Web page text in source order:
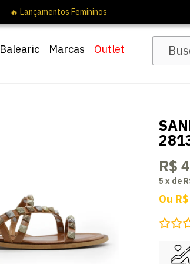
Balearic Marcas Outlet
🔥 Lançamentos Femininos
R$
5 x de
Ou